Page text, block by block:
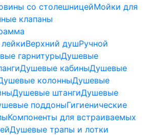
со столешницейМойки для
клапаны
Верхний душРучной
гарнитурыДушевые
Душевые кабиныДушевые
колонныДушевые
Душевые штангиДушевые
поддоныГигиенические
Компоненты для встраиваемых
Душевые трапы и лотки